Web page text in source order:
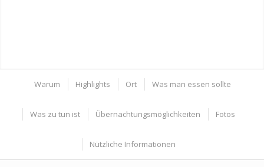
Warum Highlights Ort Was man essen sollte
Was zu tun ist Übernachtungsmöglichkeiten Fotos
Nützliche Informationen